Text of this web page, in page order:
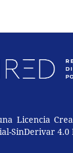
Licencia
SinDerivar